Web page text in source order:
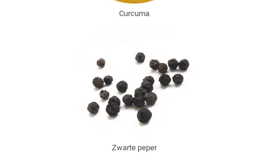
Curcuma
Zwarte peper